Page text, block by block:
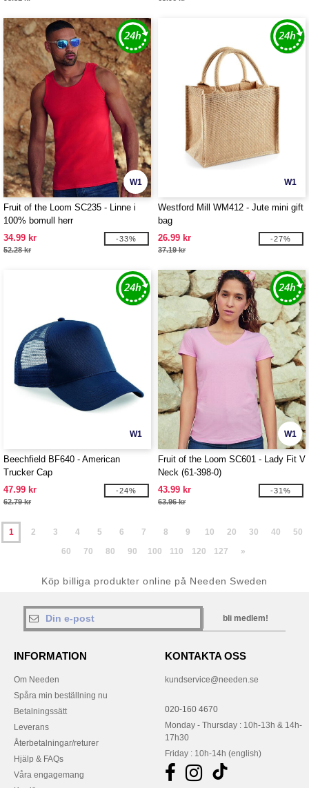
W1
Fruit of the Loom SC235 - Linne i
100% bomull herr
34.99 kr
52.28 kr
-33%
W1
Westford Mill WM412 - Jute mini gift
bag
26.99 kr
37.19 kr
-27%
W1
Beechfield BF640 - American
Trucker Cap
47.99 kr
62.79 kr
-24%
W1
Fruit of the Loom SC601 - Lady Fit V
Neck (61-398-0)
43.99 kr
63.96 kr
-31%
1 2 3 4 5 6 7 8 9 10 20 30 40
50
60
70 80 90 100 110 120 127 »
Köp billiga produkter online på Needen Sweden
bli medlem!
INFORMATION
Om Needen
Spåra min beställning nu
Betalningssätt
Leverans
Återbetalningar/returer
Hjälp & FAQs
Våra engagemang
KONTAKTA OSS
kundservice@needen.se
020-160 4670
Monday - Thursday : 10h-13h & 14h-
17h30
Friday : 10h-14h (english)